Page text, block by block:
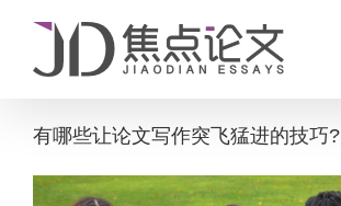
content
有哪些让论文写作突飞猛进的技巧?
View